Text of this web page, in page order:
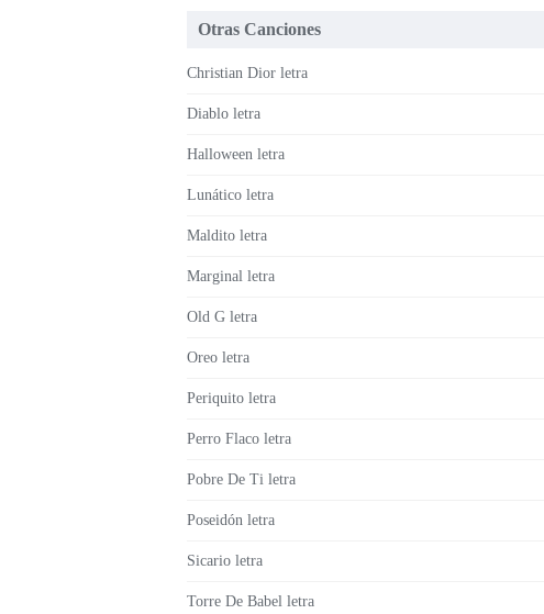
Otras Canciones
Christian Dior letra
Diablo letra
Halloween letra
Lunático letra
Maldito letra
Marginal letra
Old G letra
Oreo letra
Periquito letra
Perro Flaco letra
Pobre De Ti letra
Poseidón letra
Sicario letra
Torre De Babel letra